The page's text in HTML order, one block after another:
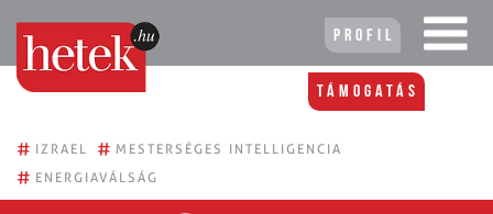
Profil
Támogatás
# IZRAEL # MESTERSÉGES INTELLIGENCIA
# ENERGIAVÁLSÁG